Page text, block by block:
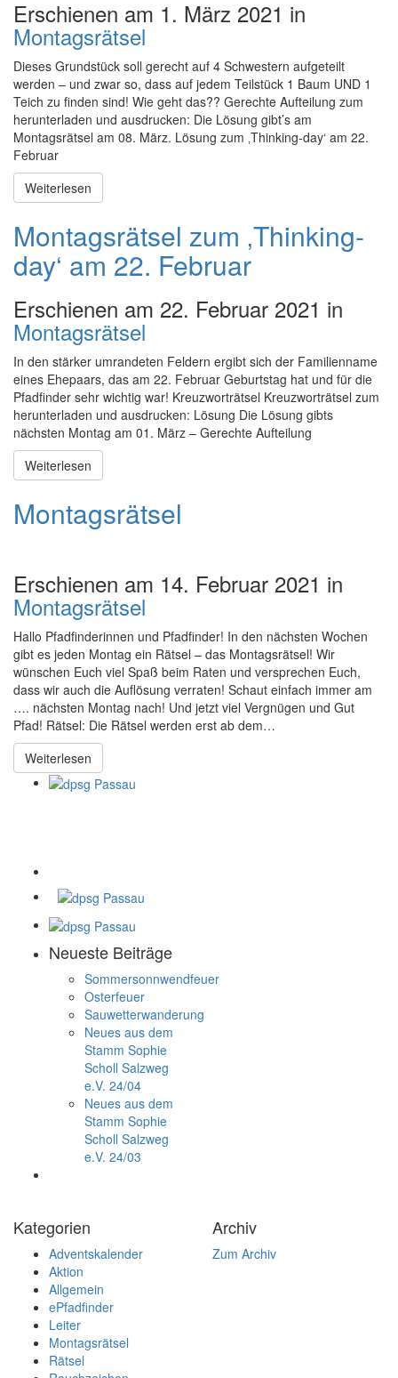
Erschienen am 1. März 2021 in
Montagsrätsel
Dieses Grundstück soll gerecht auf 4 Schwestern aufgeteilt
werden – und zwar so, dass auf jedem Teilstück 1 Baum UND 1
Teich zu finden sind! Wie geht das?? Gerechte Aufteilung zum
herunterladen und ausdrucken: Die Lösung gibt’s am
Montagsrätsel am 08. März. Lösung zum ‚Thinking-day‘ am 22.
Februar
Weiterlesen
Montagsrätsel zum ‚Thinking-
day‘ am 22. Februar
Erschienen am 22. Februar 2021 in
Montagsrätsel
In den stärker umrandeten Feldern ergibt sich der Familienname
eines Ehepaars, das am 22. Februar Geburtstag hat und für die
Pfadfinder sehr wichtig war! Kreuzworträtsel Kreuzworträtsel zum
herunterladen und ausdrucken: Lösung Die Lösung gibts
nächsten Montag am 01. März – Gerechte Aufteilung
Weiterlesen
Montagsrätsel
Erschienen am 14. Februar 2021 in
Montagsrätsel
Hallo Pfadfinderinnen und Pfadfinder! In den nächsten Wochen
gibt es jeden Montag ein Rätsel – das Montagsrätsel! Wir
wünschen Euch viel Spaß beim Raten und versprechen Euch,
dass wir auch die Auflösung verraten! Schaut einfach immer am
…. nächsten Montag nach! Und jetzt viel Vergnügen und Gut
Pfad! Rätsel: Die Rätsel werden erst ab dem…
Weiterlesen
Neueste Beiträge
Sommersonnwendfeuer
Osterfeuer
Sauwetterwanderung
Neues aus dem
Stamm Sophie
Scholl Salzweg
e.V. 24/04
Neues aus dem
Stamm Sophie
Scholl Salzweg
e.V. 24/03
Kategorien
Adventskalender
Aktion
Allgemein
ePfadfinder
Leiter
Montagsrätsel
Rätsel
Archiv
Zum Archiv